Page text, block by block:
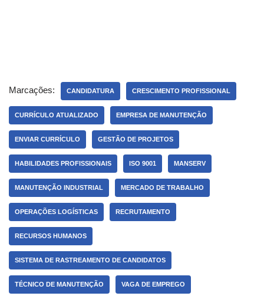
Marcações: CANDIDATURA CRESCIMENTO PROFISSIONAL
CURRÍCULO ATUALIZADO EMPRESA DE MANUTENÇÃO
ENVIAR CURRÍCULO GESTÃO DE PROJETOS
HABILIDADES PROFISSIONAIS ISO 9001 MANSERV
MANUTENÇÃO INDUSTRIAL MERCADO DE TRABALHO
OPERAÇÕES LOGÍSTICAS RECRUTAMENTO
RECURSOS HUMANOS
SISTEMA DE RASTREAMENTO DE CANDIDATOS
TÉCNICO DE MANUTENÇÃO VAGA DE EMPREGO